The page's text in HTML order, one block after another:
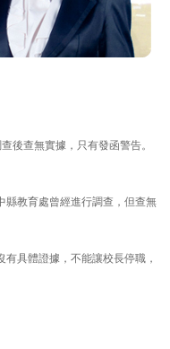
後查無實據，只有發函警告。
縣教育處曾經進行調查，但查無
具體證據，不能讓校長停職，